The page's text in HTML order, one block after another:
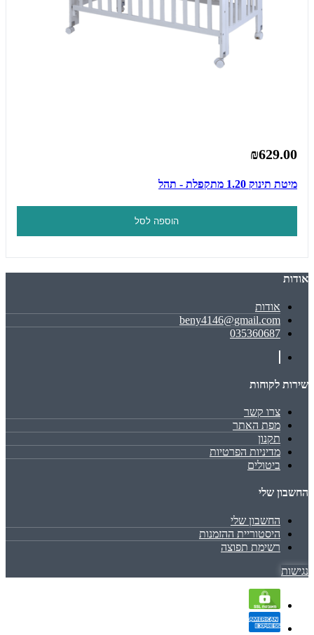
₪629.00
מיטת תינוק 1.20 מתקפלת - תהל
הוספה לסל
אודות
אודות
beny4146@gmail.com
035360687
שירות לקוחות
צרו קשר
מפת האתר
תקנון
מדיניות הפרטיות
ביטולים
החשבון שלי
החשבון שלי
היסטוריית ההזמנות
רשימת תפוצה
נגישות